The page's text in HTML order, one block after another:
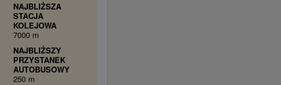
NAJBLIŻSZA
STACJA
KOLEJOWA
7000 m
NAJBLIŻSZY
PRZYSTANEK
AUTOBUSOWY
250 m